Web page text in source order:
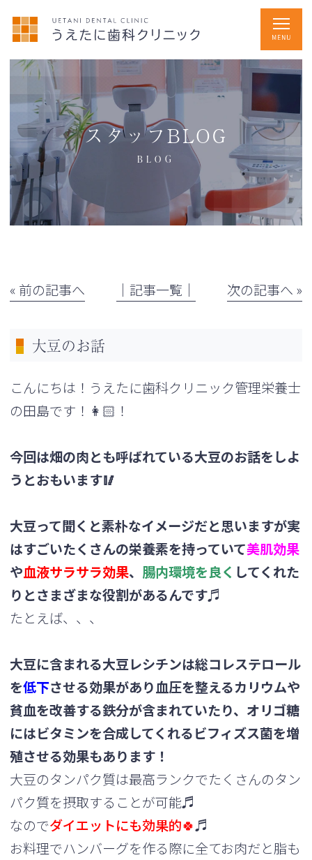
スタッフBLOG
BLOG
« 前の記事へ │記事一覧│ 次の記事へ »
大豆のお話
こんにちは！うえたに歯科クリニック管理栄養士
の田島です！👩🏻！
今回は畑の肉とも呼ばれている大豆のお話をしよ
うとおもいます🥢
大豆って聞くと素朴なイメージだと思いますが実
はすごいたくさんの栄養素を持っていて美肌効果
や血液サラサラ効果、 腸内環境を良く してくれた
りとさまざまな役割があるんです♬
たとえば、、、
大豆に含まれる大豆レシチンは総コレステロール
を低下させる効果があり血圧を整えるカリウムや
貧血を改善する鉄分が含まれていたり、オリゴ糖
にはビタミンを合成してくれるビフィズス菌を増
殖させる効果もあります！
大豆のタンパク質は最高ランクでたくさんのタン
パク質を摂取する ことが可能♬
なのでダイエットにも効果的🍀♬
お料理でハンバーグを作る際に全てお肉だと脂も